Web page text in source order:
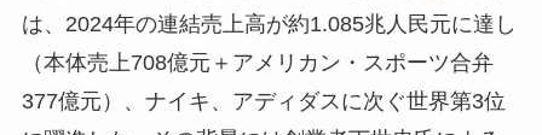
は、2024年の連結売上高が約1.085兆人民元に達し
（本体売上708億元＋アメリカン・スポーツ合弁
377億元）、ナイキ、アディダスに次ぐ世界第3位